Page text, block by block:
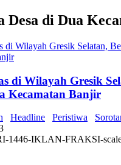
Desa di Dua
di Wilayah Gresik
Kecamatan Banjir
Headline Peristiwa